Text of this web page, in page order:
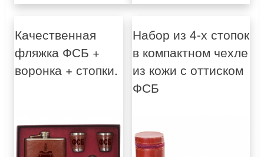
Качественная
фляжка ФСБ +
воронка + стопки.
Набор из 4-х стопок
в компактном чехле
из кожи с оттиском
ФСБ